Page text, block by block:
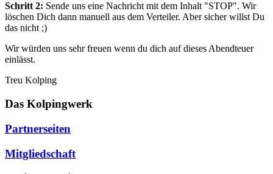
Schritt 2: Sende uns eine Nachricht mit dem Inhalt "STOP". Wir
löschen Dich dann manuell aus dem Verteiler. Aber sicher willst Du
das nicht ;)
Wir würden uns sehr freuen wenn du dich auf dieses Abendteuer
einlässt.
Treu Kolping
Das Kolpingwerk
Partnerseiten
Mitgliedschaft